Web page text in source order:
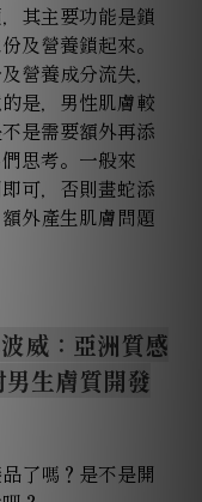
其主要功能是鎖
及營養鎖起來。
營養成分流失，
是，男性肌膚較
是需要額外再添
思考。一般來
可，否則畫蛇添
外產生肌膚問題
威：亞洲質感
生膚質開發
了嗎？是不是開